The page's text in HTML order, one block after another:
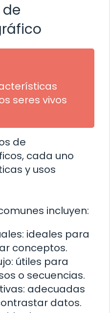
seres vivos
de
cada uno
y usos
incluyen:
ideales para
conceptos.
útiles para
o secuencias.
adecuadas
datos.